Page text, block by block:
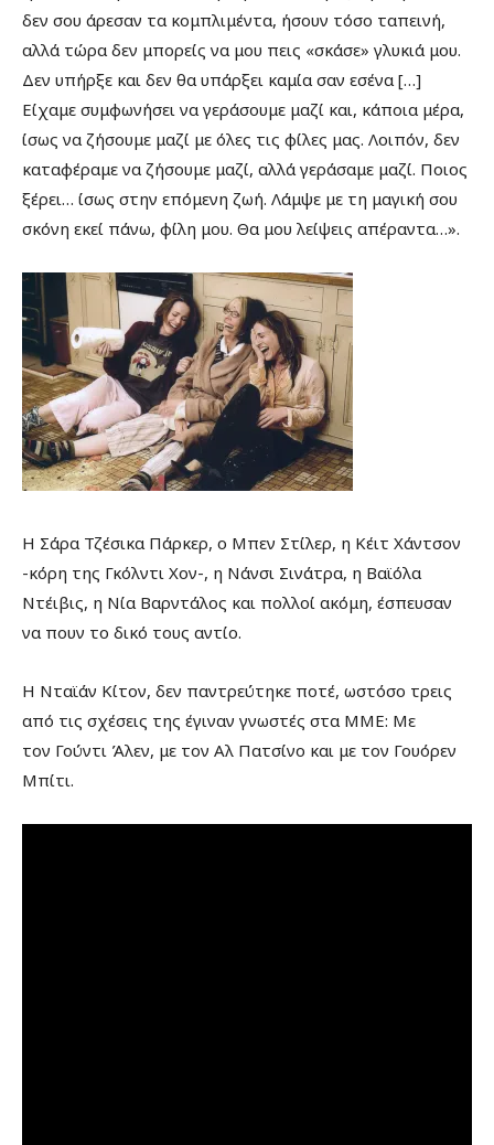
δεν σου άρεσαν τα κομπλιμέντα, ήσουν τόσο ταπεινή,
αλλά τώρα δεν μπορείς να μου πεις «σκάσε» γλυκιά μου.
Δεν υπήρξε και δεν θα υπάρξει καμία σαν εσένα […]
Είχαμε συμφωνήσει να γεράσουμε μαζί και, κάποια μέρα,
ίσως να ζήσουμε μαζί με όλες τις φίλες μας. Λοιπόν, δεν
καταφέραμε να ζήσουμε μαζί, αλλά γεράσαμε μαζί. Ποιος
ξέρει… ίσως στην επόμενη ζωή. Λάμψε με τη μαγική σου
σκόνη εκεί πάνω, φίλη μου. Θα μου λείψεις απέραντα…».
Η Σάρα Τζέσικα Πάρκερ, ο Μπεν Στίλερ, η Κέιτ Χάντσον
-κόρη της Γκόλντι Χον-, η Νάνσι Σινάτρα, η Βαϊόλα
Ντέιβις, η Νία Βαρντάλος και πολλοί ακόμη, έσπευσαν
να πουν το δικό τους αντίο.
Η Νταϊάν Κίτον, δεν παντρεύτηκε ποτέ, ωστόσο τρεις
από τις σχέσεις της έγιναν γνωστές στα ΜΜΕ: Με
τον Γούντι Άλεν, με τον Αλ Πατσίνο και με τον Γουόρεν
Μπίτι.